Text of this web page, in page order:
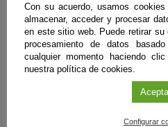
PRÓXIMOS
Con su acuerdo, usamos
almacenar, acceder y procesar
en este sitio web. Puede retirar su
procesamiento de datos
cualquier momento haciendo
nuestra política de cookies.
Configurar